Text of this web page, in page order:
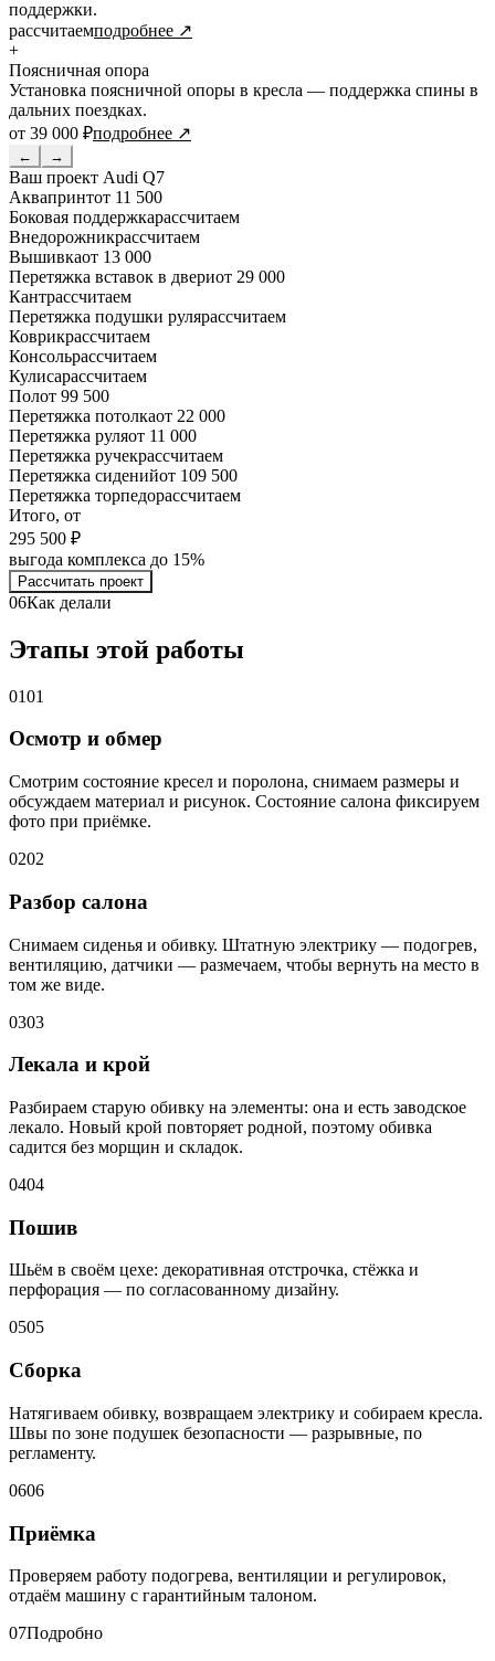
поддержки.
рассчитаемподробнее ↗
+
Поясничная опора
Установка поясничной опоры в кресла — поддержка спины в
дальних поездках.
от 39 000 ₽подробнее ↗
← →
Ваш проект Audi Q7
Аквапринтот 11 500
Боковая поддержкарассчитаем
Внедорожникрассчитаем
Вышивкаот 13 000
Перетяжка вставок в двериот 29 000
Кантрассчитаем
Перетяжка подушки рулярассчитаем
Коврикрассчитаем
Консольрассчитаем
Кулисарассчитаем
Полот 99 500
Перетяжка потолкаот 22 000
Перетяжка руляот 11 000
Перетяжка ручекрассчитаем
Перетяжка сиденийот 109 500
Перетяжка торпедорассчитаем
Итого, от
295 500 ₽
выгода комплекса до 15%
Рассчитать проект
06Как делали
Этапы этой работы
0101
Осмотр и обмер
Смотрим состояние кресел и поролона, снимаем размеры и
обсуждаем материал и рисунок. Состояние салона фиксируем
фото при приёмке.
0202
Разбор салона
Снимаем сиденья и обивку. Штатную электрику — подогрев,
вентиляцию, датчики — размечаем, чтобы вернуть на место в
том же виде.
0303
Лекала и крой
Разбираем старую обивку на элементы: она и есть заводское
лекало. Новый крой повторяет родной, поэтому обивка
садится без морщин и складок.
0404
Пошив
Шьём в своём цехе: декоративная отстрочка, стёжка и
перфорация — по согласованному дизайну.
0505
Сборка
Натягиваем обивку, возвращаем электрику и собираем кресла.
Швы по зоне подушек безопасности — разрывные, по
регламенту.
0606
Приёмка
Проверяем работу подогрева, вентиляции и регулировок,
отдаём машину с гарантийным талоном.
07Подробно